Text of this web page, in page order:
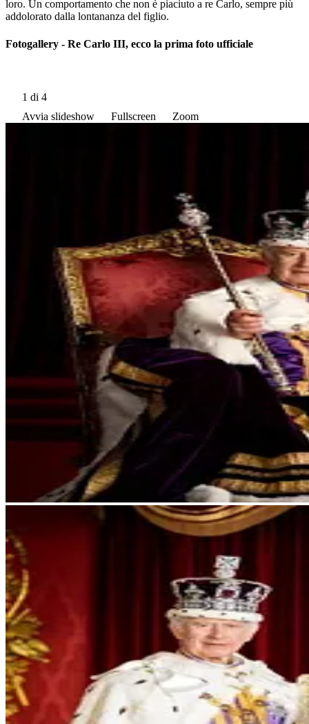
loro. Un comportamento che non è piaciuto a re Carlo, sempre più
addolorato dalla lontananza del figlio.
Fotogallery - Re Carlo III, ecco la prima foto ufficiale
1 di 4
Avvia slideshow
Fullscreen Zoom